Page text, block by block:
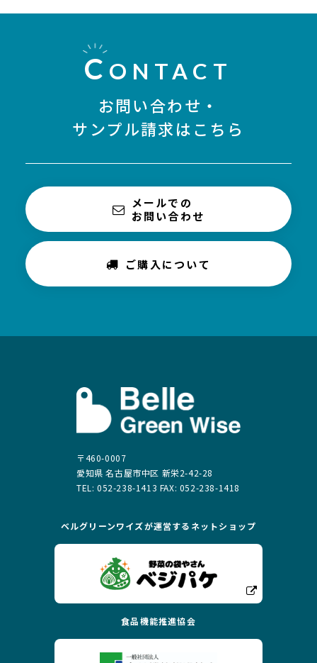
C ONTACT
お問い合わせ・
サンプル請求はこちら
メールでの
お問い合わせ
ご購入について
〒460-0007
愛知県 名古屋市中区 新栄2-42-28
TEL: 052-238-1413 FAX: 052-238-1418
ベルグリーンワイズが運営する ネットショップ
食品機能推進協会